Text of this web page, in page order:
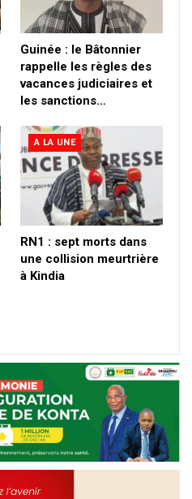
Guinée : le Bâtonnier
rappelle les règles des
vacances judiciaires et
les sanctions…
A LA UNE
RN1 : sept morts dans
une collision meurtrière
à Kindia